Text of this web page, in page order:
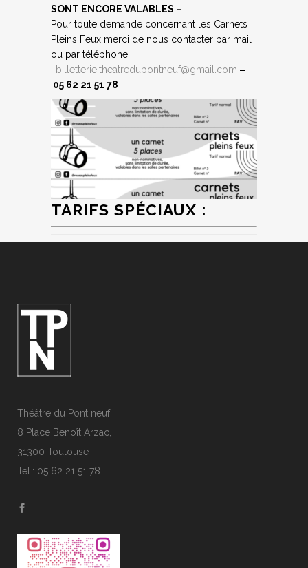
SONT ENCORE VALABLES –
Pour toute demande concernant les Carnets
Pleins Feux merci de nous contacter par mail
ou par téléphone
: billetterie.theatredupontneuf@gmail.com –
05 62 21 51 78
TARIFS SPÉCIAUX :
Théâtre du Pont neuf
8 Place Benoît Arzac,
31300 Toulouse
Tél.: 05 62 21 51 78